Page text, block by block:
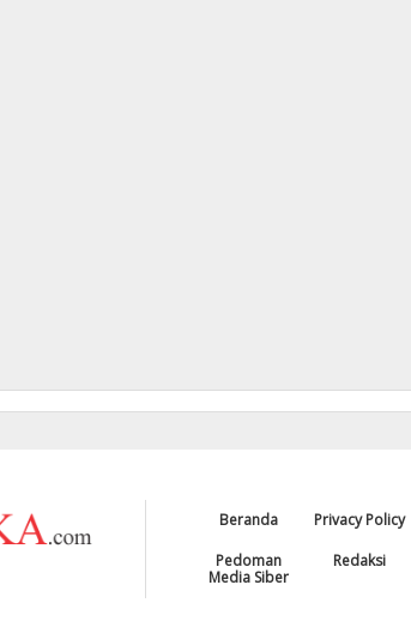
Beranda
Privacy Policy
Pedoman
Media Siber
Redaksi